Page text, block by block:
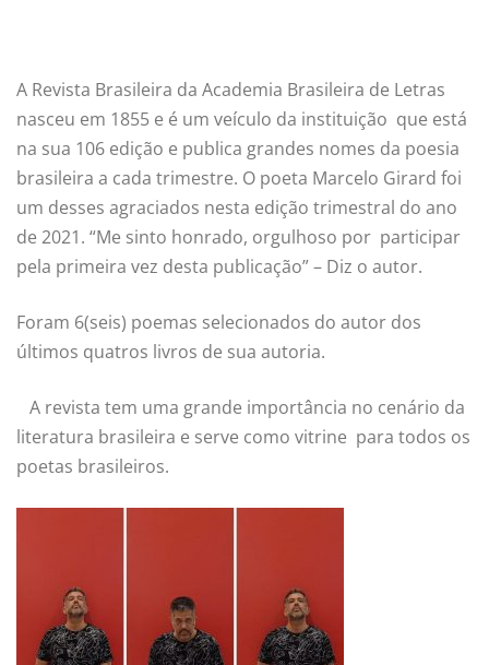
A Revista Brasileira da Academia Brasileira de Letras
nasceu em 1855 e é um veículo da instituição que está
na sua 106 edição e publica grandes nomes da poesia
brasileira a cada trimestre. O poeta Marcelo Girard foi
um desses agraciados nesta edição trimestral do ano
de 2021. “Me sinto honrado, orgulhoso por participar
pela primeira vez desta publicação” – Diz o autor.
Foram 6(seis) poemas selecionados do autor dos
últimos quatros livros de sua autoria.
A revista tem uma grande importância no cenário da
literatura brasileira e serve como vitrine para todos os
poetas brasileiros.